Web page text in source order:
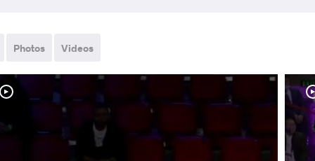
Photos Videos